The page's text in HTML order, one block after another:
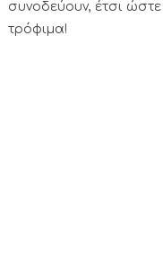
συνοδεύουν, έτσι ώστε
τρόφιμα!